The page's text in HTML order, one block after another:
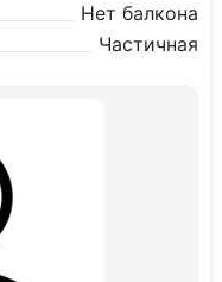
Нет балкона
Частичная